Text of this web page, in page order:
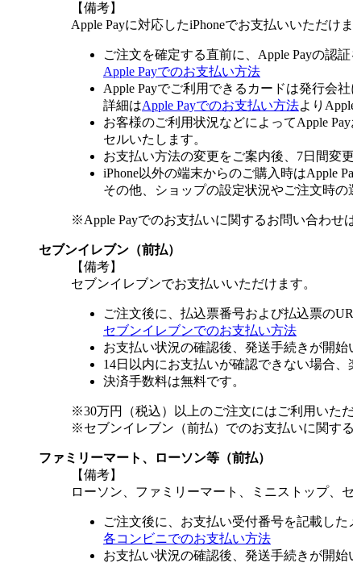
【備考】
Apple Payに対応したiPhoneでお支払いいただけま
ご注文を確定する直前に、Apple Payの認
Apple Payでのお支払い方法
Apple Payでご利用できるカードは発行会社
詳細はApple Payでのお支払い方法より
お客様のご利用状況などによってApple
セルいたします。
お支払い方法の変更をご案内後、7日間変
iPhone以外の端末からのご購入時はApple
その他、ショップの設定状況やご注文時の
※Apple Payでのお支払いに関するお問い合わせ
セブンイレブン（前払）
【備考】
セブンイレブンでお支払いいただけます。
ご注文後に、払込票番号および払込票の
セブンイレブンでのお支払い方法
お支払い状況の確認後、発送手続きが開
14日以内にお支払いが確認できない場合
決済手数料は無料です。
※30万円（税込）以上のご注文にはご利用いただ
※セブンイレブン（前払）でのお支払いに関す
ファミリーマート、ローソン等（前払）
【備考】
ローソン、ファミリーマート、ミニストップ、
ご注文後に、お支払い受付番号を記載し
各コンビニでのお支払い方法
お支払い状況の確認後、発送手続きが開